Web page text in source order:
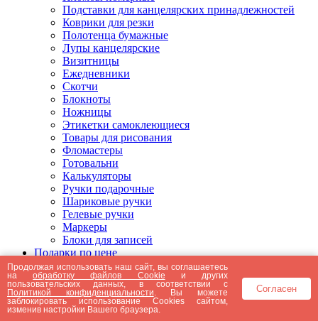
Подставки для канцелярских принадлежностей
Коврики для резки
Полотенца бумажные
Лупы канцелярские
Визитницы
Ежедневники
Скотчи
Блокноты
Ножницы
Этикетки самоклеющиеся
Товары для рисования
Фломастеры
Готовальни
Калькуляторы
Ручки подарочные
Шариковые ручки
Гелевые ручки
Маркеры
Блоки для записей
Подарки по цене
Подарки от 5000 рублей
Подарки до 5000 рублей
Подарки до 3000 рублей
Подарки до 2000 рублей
Подарки до 1000 рублей
Продолжая использовать наш сайт, вы соглашаетесь
наобработку файлов Cookie и других
пользовательских данных, в соответствии с
Политикой конфиденциальности . Вы можете
заблокировать использование Cookies сайтом,
изменив настройки Вашего браузера.
Согласен